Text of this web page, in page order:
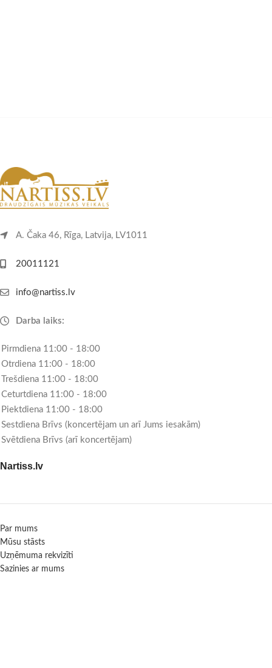
A. Čaka 46, Rīga, Latvija, LV1011
20011121
info@nartiss.lv
Darba laiks:
Pirmdiena 11:00 - 18:00
Otrdiena 11:00 - 18:00
Trešdiena 11:00 - 18:00
Ceturtdiena 11:00 - 18:00
Piektdiena 11:00 - 18:00
Sestdiena Brīvs (koncertējam un arī Jums iesakām)
Svētdiena Brīvs (arī koncertējam)
Nartiss.lv
Par mums
Mūsu stāsts
Uzņēmuma rekvizīti
Sazinies ar mums